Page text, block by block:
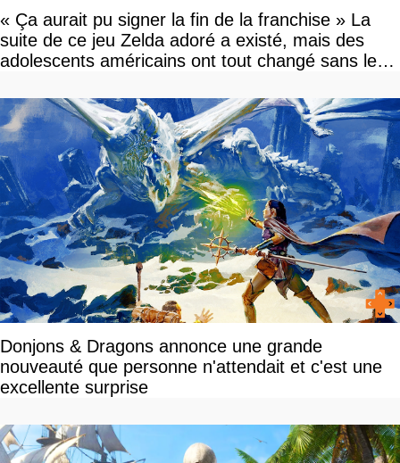
« Ça aurait pu signer la fin de la franchise » La
suite de ce jeu Zelda adoré a existé, mais des
adolescents américains ont tout changé sans le
Donjons & Dragons annonce une grande
nouveauté que personne n'attendait et c'est une
excellente surprise